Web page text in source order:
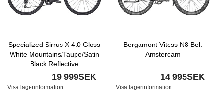
Specialized Sirrus X 4.0 Gloss
White Mountains/Taupe/Satin
Black Reflective
19 999SEK
Visa lagerinformation
Bergamont Vitess N8 Belt
Amsterdam
14 995SEK
Visa lagerinformation